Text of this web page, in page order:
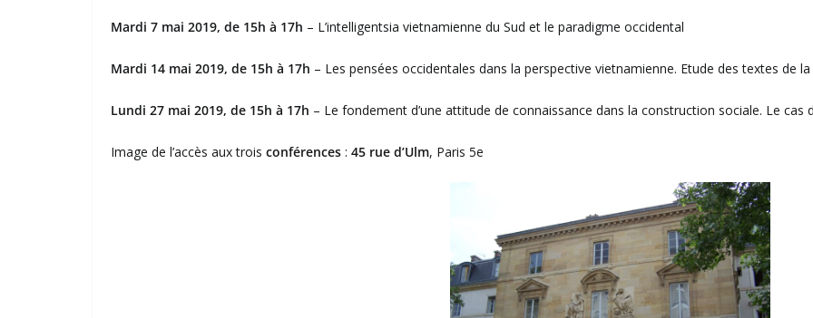
Mardi 7 mai 2019, de 15h à 17h – L’intelligentsia vietnamienne du Sud et le paradigme occidental
Mardi 14 mai 2019, de 15h à 17h – Les pensées occidentales dans la perspective vietnamienne. Etude des textes de
Lundi 27 mai 2019, de 15h à 17h – Le fondement d’une attitude de connaissance dans la construction sociale. Le cas
Image de l’accès aux trois conférences : 45 rue d’Ulm, Paris 5e